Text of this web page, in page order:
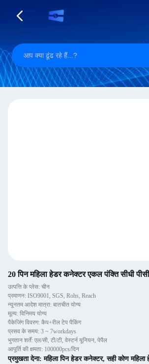
20 पिन महिला हेडर कनेक्टर एकल पंक्ति सीधी
उत्पत्ति के प्लेस: चीन
प्रमाणन: ISO9001, SGS, Rohs, Reach
न्यूनतम आदेश मात्रा: बातचीत योग्य
मूल्य: विनिमय योग्य
पैकेजिंग विवरण: कैप+रील टेप पैकिंग
प्रसव के समय: 3 ~ 7workdays
भुगतान शर्तें: एल/सी, टी/टी, वेस्टर्न यूनियन, पेपैल
आपूर्ति की क्षमता: 100000pcs/दिन
प्रमुखता देना:महिला पिन हेडर कनेक्टर,सही कोण महिला